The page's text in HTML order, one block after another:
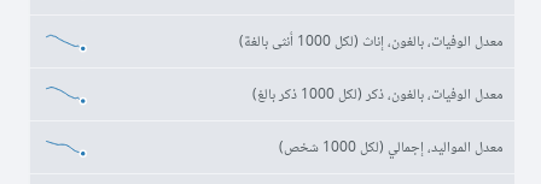
معدل الوفيات، بالغون، إناث (لكل 1000 أنثى بالغة)
معدل الوفيات، بالغون، ذكر (لكل 1000 ذكر بالغ)
معدل المواليد، إجمالي (لكل 1000 شخص)